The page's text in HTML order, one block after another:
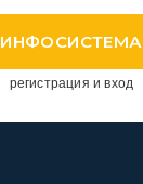
ИНФОСИСТЕМА
регистрация и вход